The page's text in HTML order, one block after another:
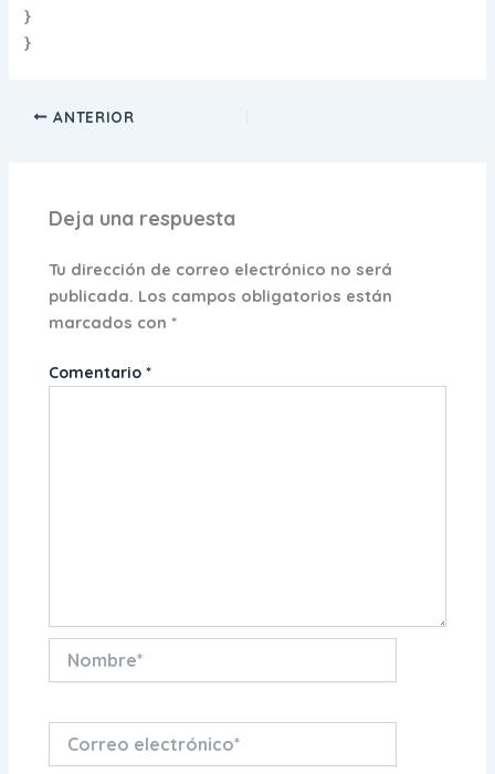
}
}
ANTERIOR
Deja una respuesta
Tu dirección de correo electrónico no será
publicada. Los campos obligatorios están
marcados con*
Comentario*
electrónico*